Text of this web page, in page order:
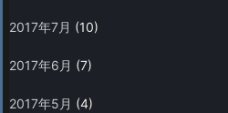
2017年7月 (10)
2017年6月 (7)
2017年5月 (4)